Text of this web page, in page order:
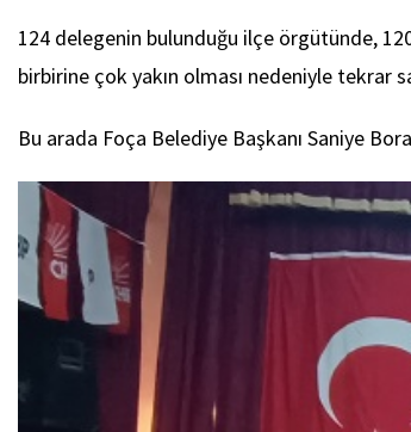
124 delegenin bulunduğu ilçe örgütünde, 120
birbirine çok yakın olması nedeniyle tekrar
Bu arada Foça Belediye Başkanı Saniye